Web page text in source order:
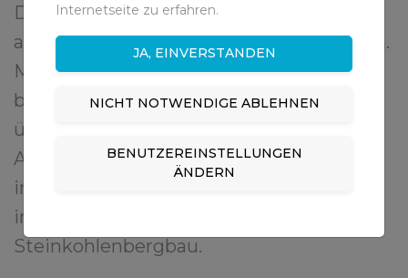
Das Gebäude der Leitwarte beherbergt
auch ein modernes Informationszentrum.
Mit Hilfe moderner Visualisierungen
bietet der Komplex die Möglichkeit, sich
über die aktuellen und zukünftigen
Aufgaben der RAG im Nachbergbau zu
informieren und bietet zudem
interessante Rückblicke auf den
Steinkohlenbergbau.
Internetseite zu erfahren.
JA, EINVERSTANDEN
NICHT NOTWENDIGE ABLEHNEN
BENUTZEREINSTELLUNGEN
ÄNDERN